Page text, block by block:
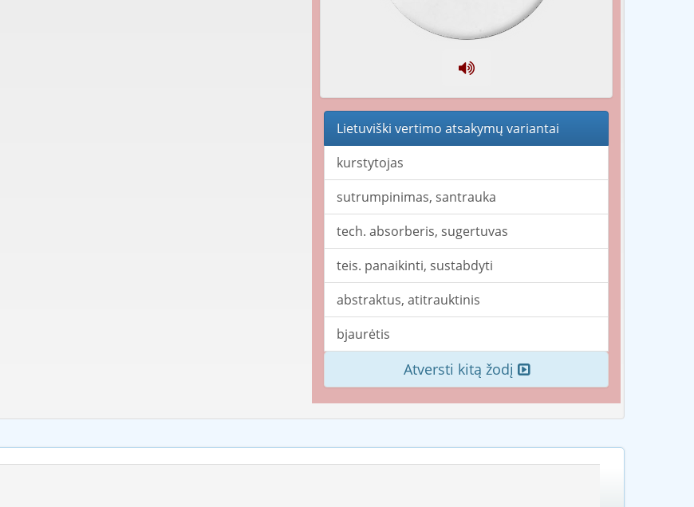
Lietuviški vertimo atsakymų variantai
kurstytojas
sutrumpinimas, santrauka
tech. absorberis, sugertuvas
teis. panaikinti, sustabdyti
abstraktus, atitrauktinis
bjaurėtis
Atversti kitą žodį